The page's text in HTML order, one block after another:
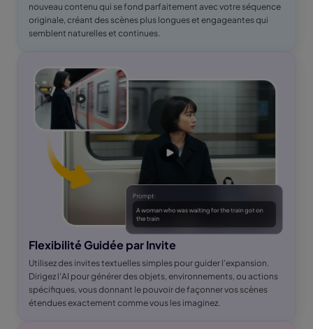
nouveau contenu qui se fond parfaitement avec votre séquence
originale, créant des scènes plus longues et engageantes qui
semblent naturelles et continues.
Flexibilité Guidée par Invite
Utilisez des invites textuelles simples pour guider l'expansion.
Dirigez l'AI pour générer des objets, environnements, ou actions
spécifiques, vous donnant le pouvoir de façonner vos scènes
étendues exactement comme vous les imaginez.